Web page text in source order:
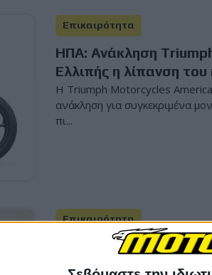
Επικαιρότητα
ΗΠΑ: Ανάκληση
Ελλιπής η λίπανση του
Η Triumph Motorcycles
ανάκληση για συγκεκριμένα
πι...
Επικαιρότητα
Ανάκληση Triumph